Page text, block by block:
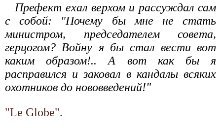
Префект ехал верхом и рассуждал сам
с собой: "Почему бы мне не стать
министром, председателем совета,
герцогом? Войну я бы стал вести вот
каким образом!.. А вот как бы я
расправился и заковал в кандалы всяких
охотников до нововведений!"
"Le Globe".